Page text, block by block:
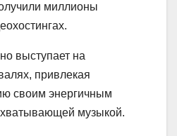
миллионы
выступает на
привлекая
своим энергичным
музыкой.